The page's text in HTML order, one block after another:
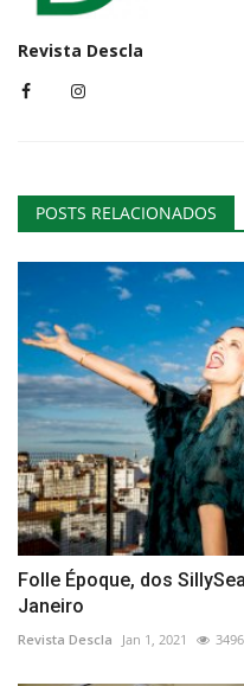
Revista Descla
POSTS RELACIONADOS
Folle Époque, dos
Janeiro
Revista Descla Jan 1, 2021 3496